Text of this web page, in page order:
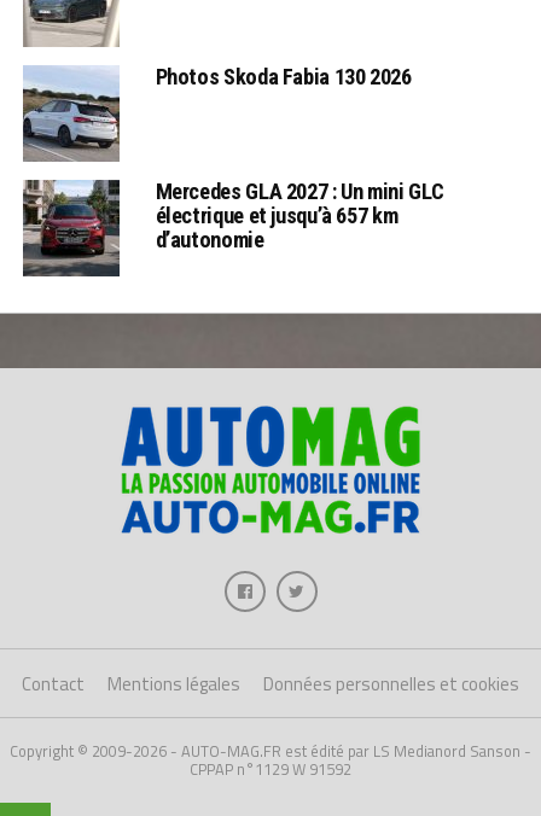
Photos Skoda Fabia 130 2026
Mercedes GLA 2027 : Un mini GLC
électrique et jusqu’à 657 km
d’autonomie
Contact Mentions légales Données personnelles et cookies
Copyright © 2009-2026 - AUTO-MAG.FR est édité par LS Medianord Sanson -
CPPAP n°1129 W 91592